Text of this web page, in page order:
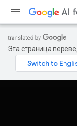
Эта страница